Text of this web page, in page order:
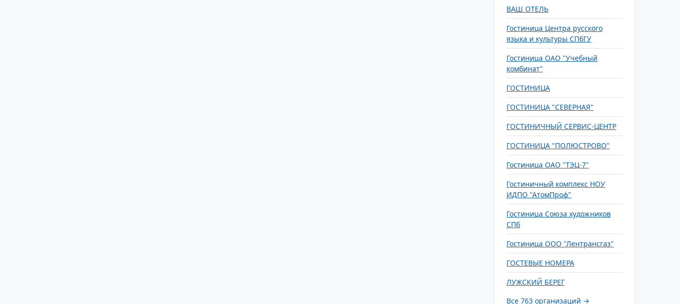
ВАШ ОТЕЛЬ
Гостиница Центра русского
языка и культуры СПбГУ
Гостиница ОАО "Учебный
комбинат"
ГОСТИНИЦА
ГОСТИНИЦА "СЕВЕРНАЯ"
ГОСТИНИЧНЫЙ СЕРВИС-ЦЕНТР
ГОСТИНИЦА "ПОЛЮСТРОВО"
Гостиница ОАО "ТЭЦ-7"
Гостиничный комплекс НОУ
ИДПО "АтомПроф"
Гостиница Союза художников
СПб
Гостиница ООО "Лентрансгаз"
ГОСТЕВЫЕ НОМЕРА
ЛУЖСКИЙ БЕРЕГ
Все 763 организаций →